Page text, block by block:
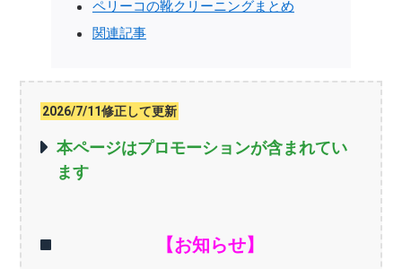
ペリーコの靴クリーニングまとめ
関連記事
2026/7/11修正して更新
本ページはプロモーションが含まれてい
ます
【お知らせ】